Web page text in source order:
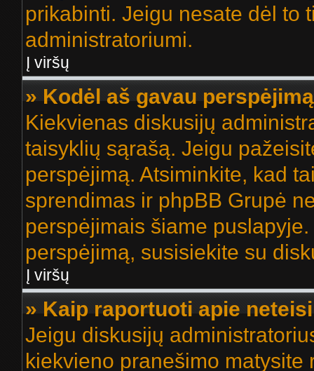
prikabinti. Jeigu nesate dėl to
administratoriumi.
Į viršų
» Kodėl aš gavau
Kiekvienas diskusijų
taisyklių sąrašą. Jeigu
perspėjimą. Atsiminkite, kad
sprendimas ir phpBB Grupė
perspėjimais šiame
perspėjimą, susisiekite su
Į viršų
» Kaip raportuoti apie
Jeigu diskusijų
kiekvieno pranešimo